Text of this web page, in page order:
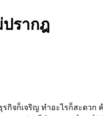
ปรากฎ
กิจก็เจริญ ทำอะไรก็สะดว